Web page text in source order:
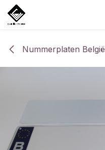
Overslaan naar inhoud
Nummerplaten België